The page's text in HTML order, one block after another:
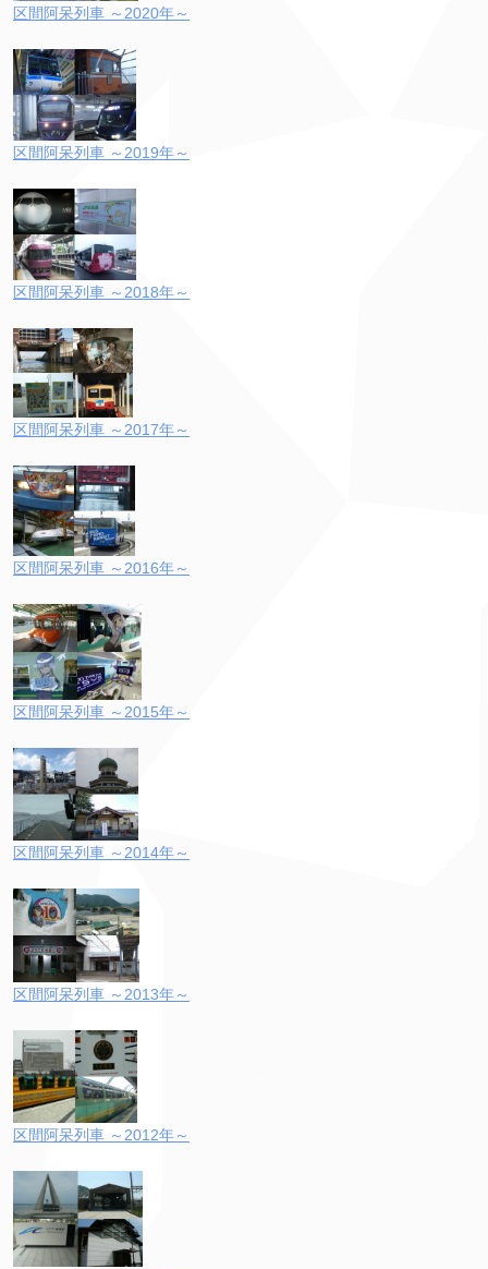
区間阿呆列車 ～2020年～
区間阿呆列車 ～2019年～
区間阿呆列車 ～2018年～
区間阿呆列車 ～2017年～
区間阿呆列車 ～2016年～
区間阿呆列車 ～2015年～
区間阿呆列車 ～2014年～
区間阿呆列車 ～2013年～
区間阿呆列車 ～2012年～